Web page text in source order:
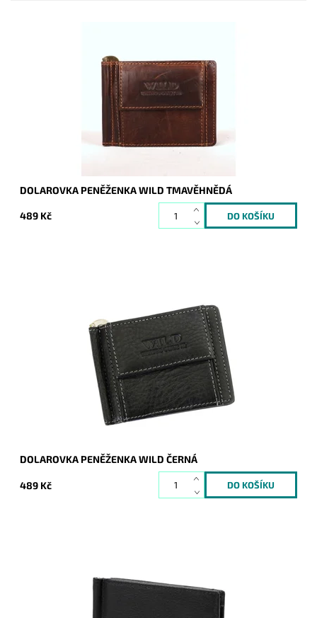
Wild Things only tmavěhnědé barvy.
Skladem
DOLAROVKA PENĚŽENKA WILD TMAVĚHNĚDÁ
489 Kč
Velmi pevná odolná pánská kožená peněženka dolarovka
Wild Things only černé barvy.
Skladem
684
Wild
2 roky
DOLAROVKA PENĚŽENKA WILD ČERNÁ
489 Kč
Černá luxusní pánská kožená peněženka - dolarovka známé
značky Pierre Cardin z velmi příjemné, ale pevné kůže, je
nezbytným doplňkem...